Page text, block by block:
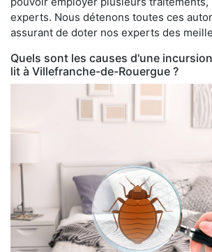
experts. Nous détenons toutes ces
assurant de doter nos experts des
Quels sont les causes d'une
lit à Villefranche-de-Rouergue ?